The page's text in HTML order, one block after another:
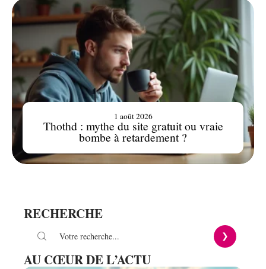
Thothd : mythe du site gratuit ou vraie
bombe à retardement ?
1 août 2026
RECHERCHE
AU CŒUR DE L’ACTU